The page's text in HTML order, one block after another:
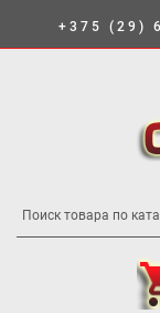
+375 (29)